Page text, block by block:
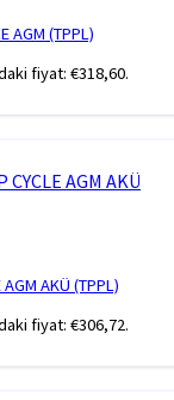
AGM (TPPL)
fiyat: €318,60.
AKÜ (TPPL)
fiyat: €306,72.